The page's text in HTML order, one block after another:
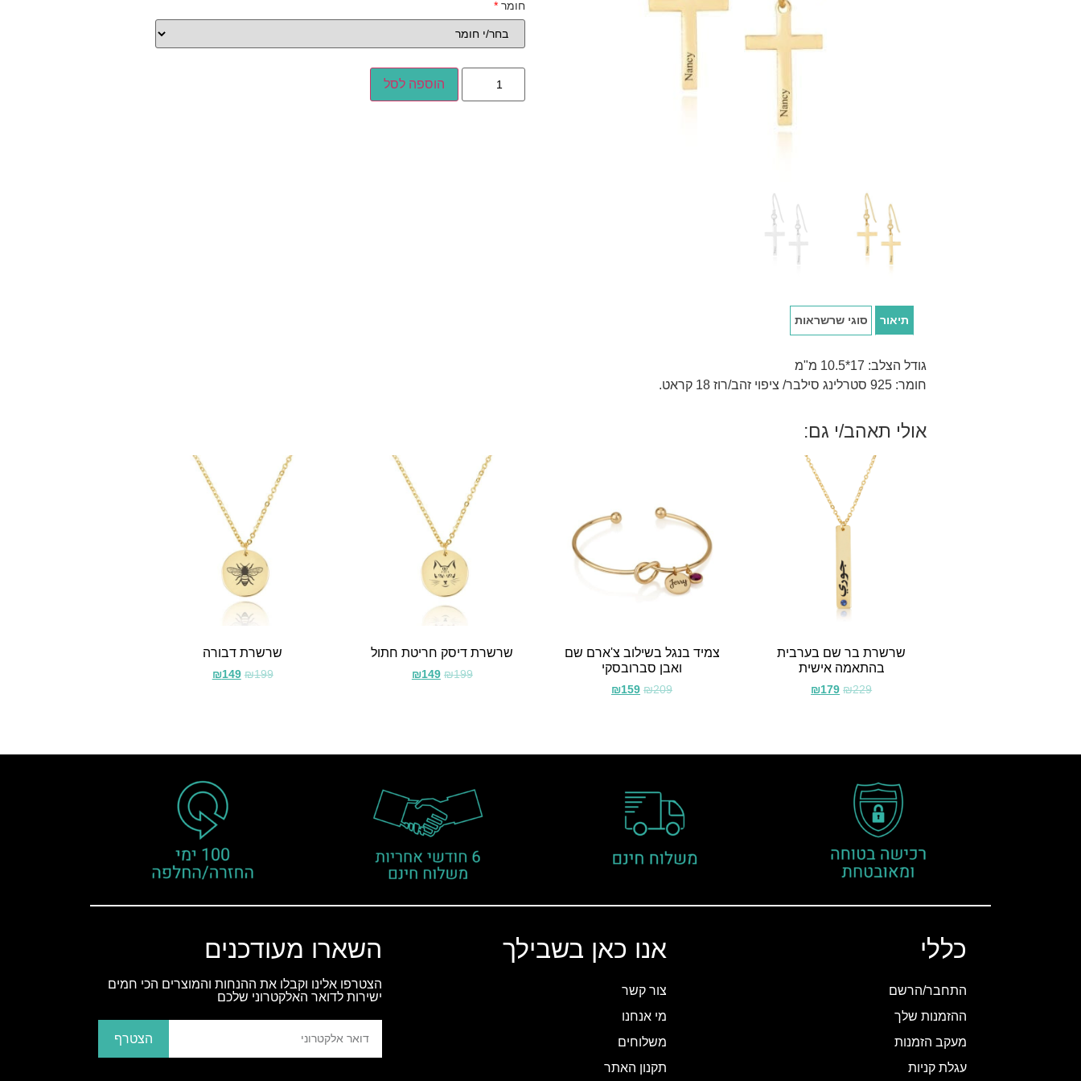
חומר*
הוספה לסל
תיאור סוגי שרשראות
גודל הצלב: 17*10.5 מ"מ
חומר: 925 סטרלינג סילבר/ ציפוי זהב/רוז 18 קראט.
אולי תאהב/י גם:
שרשרת בר שם בערבית
בהתאמה אישית
₪229
₪179
צמיד בנגל בשילוב צ'ארם שם
ואבן סברובסקי
₪209
₪159
שרשרת דיסק חריטת חתול
₪199
₪149
שרשרת דבורה
₪199
₪149
כללי
התחבר/הרשם
ההזמנות שלך
מעקב הזמנות
עגלת קניות
אנו כאן בשבילך
צור קשר
מי אנחנו
משלוחים
תקנון האתר
השארו מעודכנים
הצטרפו אלינו וקבלו את ההנחות והמוצרים הכי חמים
ישירות לדואר האלקטרוני שלכם
הצטרף